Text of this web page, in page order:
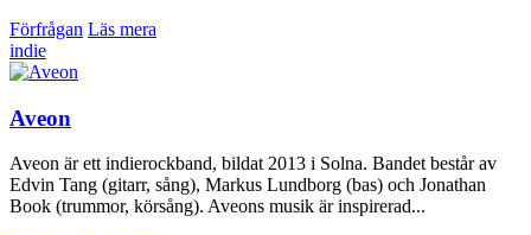
Förfrågan Läs mera
indie
Aveon
Aveon är ett indierockband, bildat 2013 i Solna. Bandet består av
Edvin Tang (gitarr, sång), Markus Lundborg (bas) och Jonathan
Book (trummor, körsång). Aveons musik är inspirerad...